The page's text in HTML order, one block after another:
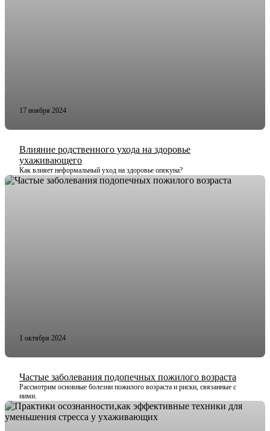
17 ноября 2024
Влияние родственного ухода на здоровье
ухаживающего
Как влияет неформальный уход на здоровье опекуна?
1 октября 2024
Частые заболевания подопечных пожилого возраста
Рассмотрим основные болезни пожилого возраста и риски, связанные с
ними.